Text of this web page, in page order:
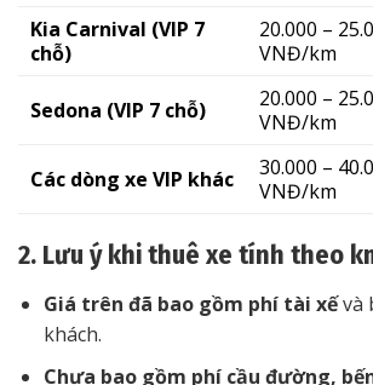
Kia Carnival (VIP 7
chỗ)
20.000 –
VNĐ/km
Sedona (VIP 7 chỗ)
20.000 –
VNĐ/km
Các dòng xe VIP khác
30.000 –
VNĐ/km
2. Lưu ý khi thuê xe tính theo
Giá trên đã bao gồm phí tài xếvà
khách.
Chưa bao gồm phí cầu đường,